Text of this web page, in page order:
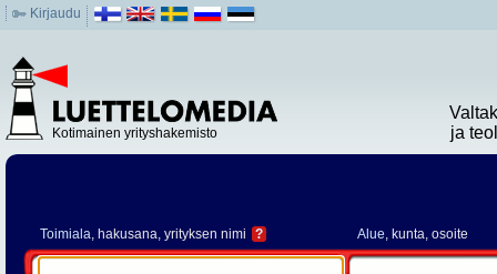
Kirjaudu
Kotimainen yrityshakemisto
ja
Toimiala, hakusana, yrityksen nimi ? Alue, kunta, osoite